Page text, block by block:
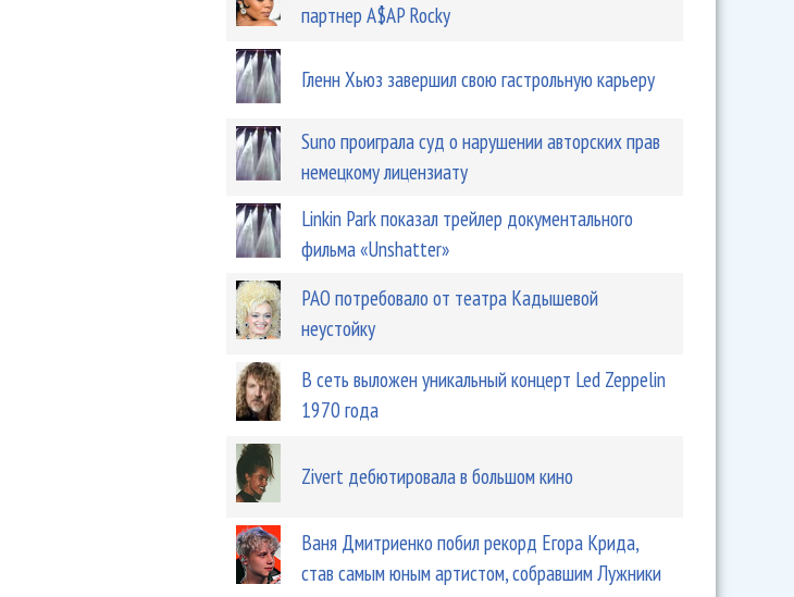
партнер A$AP Rocky
Гленн Хьюз завершил свою гастрольную карьеру
Suno проиграла суд о нарушении авторских прав
немецкому лицензиату
Linkin Park показал трейлер документального
фильма «Unshatter»
РАО потребовало от театра Кадышевой
неустойку
В сеть выложен уникальный концерт Led Zeppelin
1970 года
Zivert дебютировала в большом кино
Ваня Дмитриенко побил рекорд Егора Крида,
став самым юным артистом, собравшим Лужники